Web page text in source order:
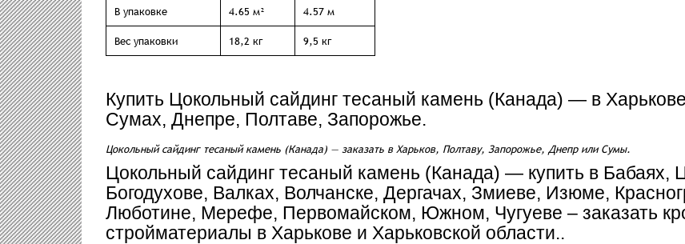
В упаковке 4.65 м² 4.57 м
Вес упаковки 18,2 кг 9,5 кг
Купить Цокольный сайдинг тесаный камень (Канада) — в
Сумах, Днепре, Полтаве, Запорожье.
Цокольный сайдинг тесаный камень (Канада) — заказать в Харьков, Полтаву, Запорожье, Днепр или Сумы.
Цокольный сайдинг тесаный камень (Канада) — купить в Бабаях,
Богодухове, Валках, Волчанске, Дергачах, Змиеве, Изюме,
Люботине, Мерефе, Первомайском, Южном, Чугуеве – заказать
стройматериалы в Харькове и Харьковской области..